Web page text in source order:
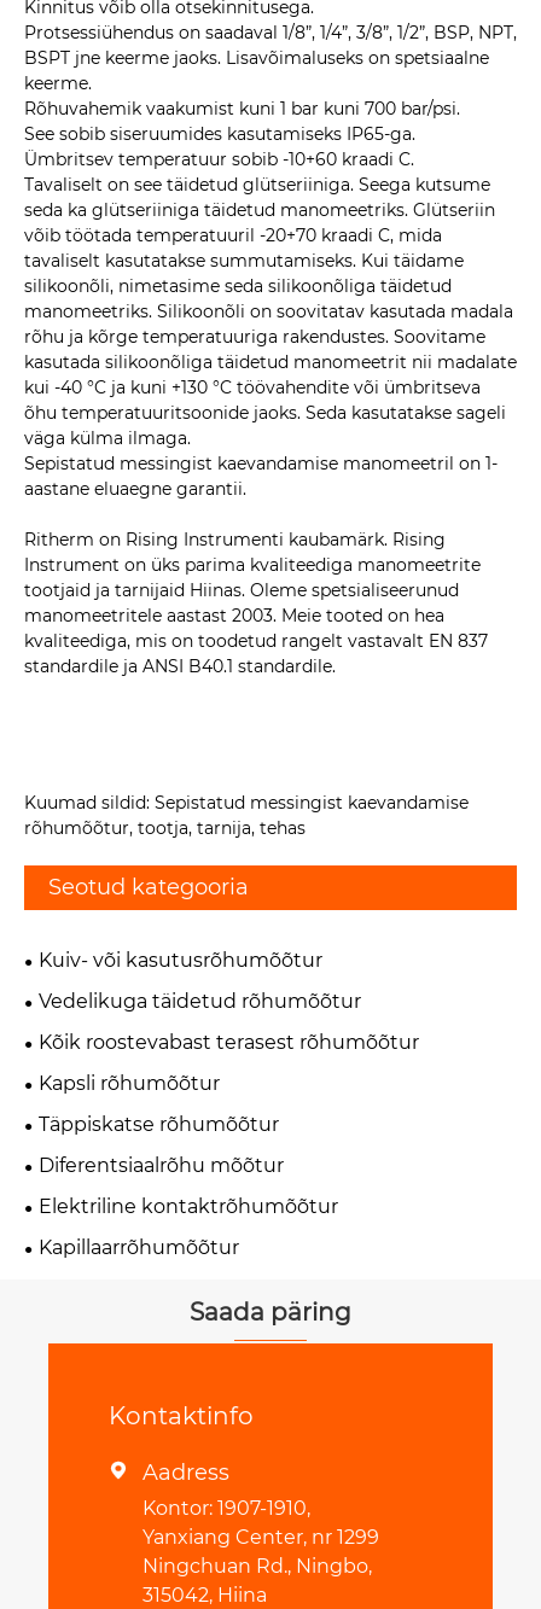
Kinnitus võib olla otsekinnitusega.
Protsessiühendus on saadaval 1/8”, 1/4”, 3/8”, 1/2”, BSP, NPT,
BSPT jne keerme jaoks. Lisavõimaluseks on spetsiaalne
keerme.
Rõhuvahemik vaakumist kuni 1 bar kuni 700 bar/psi.
See sobib siseruumides kasutamiseks IP65-ga.
Ümbritsev temperatuur sobib -10+60 kraadi C.
Tavaliselt on see täidetud glütseriiniga. Seega kutsume
seda ka glütseriiniga täidetud manomeetriks. Glütseriin
võib töötada temperatuuril -20+70 kraadi C, mida
tavaliselt kasutatakse summutamiseks. Kui täidame
silikoonõli, nimetasime seda silikoonõliga täidetud
manomeetriks. Silikoonõli on soovitatav kasutada madala
rõhu ja kõrge temperatuuriga rakendustes. Soovitame
kasutada silikoonõliga täidetud manomeetrit nii madalate
kui -40 °C ja kuni +130 °C töövahendite või ümbritseva
õhu temperatuuritsoonide jaoks. Seda kasutatakse sageli
väga külma ilmaga.
Sepistatud messingist kaevandamise manomeetril on 1-
aastane eluaegne garantii.
Ritherm on Rising Instrumenti kaubamärk. Rising
Instrument on üks parima kvaliteediga manomeetrite
tootjaid ja tarnijaid Hiinas. Oleme spetsialiseerunud
manomeetritele aastast 2003. Meie tooted on hea
kvaliteediga, mis on toodetud rangelt vastavalt EN 837
standardile ja ANSI B40.1 standardile.
Kuumad sildid: Sepistatud messingist kaevandamise
rõhumõõtur, tootja, tarnija, tehas
Seotud kategooria
Kuiv- või kasutusrõhumõõtur
Vedelikuga täidetud rõhumõõtur
Kõik roostevabast terasest rõhumõõtur
Kapsli rõhumõõtur
Täppiskatse rõhumõõtur
Diferentsiaalrõhu mõõtur
Elektriline kontaktrõhumõõtur
Kapillaarrõhumõõtur
Saada päring
Kontaktinfo
 Aadress
Kontor: 1907-1910,
Yanxiang Center, nr 1299
Ningchuan Rd., Ningbo,
315042, Hiina